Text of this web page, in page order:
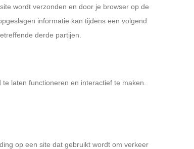
wordt verzonden en door je browser op de
informatie kan tijdens een volgend
derde partijen.
laten functioneren en interactief te maken.
op een site dat gebruikt wordt om verkeer